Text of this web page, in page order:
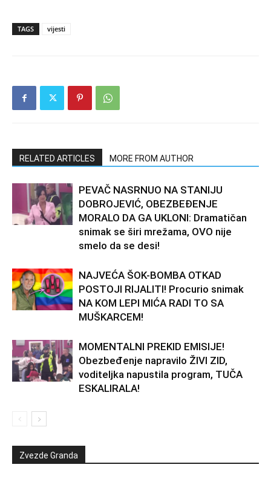
TAGS vijesti
RELATED ARTICLES MORE FROM AUTHOR
PEVAČ NASRNUO NA STANIJU
DOBROJEVIĆ, OBEZBEĐENJE
MORALO DA GA UKLONI: Dramatičan
snimak se širi mrežama, OVO nije
smelo da se desi!
NAJVEĆA ŠOK-BOMBA OTKAD
POSTOJI RIJALITI! Procurio snimak
NA KOM LEPI MIĆA RADI TO SA
MUŠKARCEM!
MOMENTALNI PREKID EMISIJE!
Obezbeđenje napravilo ŽIVI ZID,
voditeljka napustila program, TUČA
ESKALIRALA!
Zvezde Granda